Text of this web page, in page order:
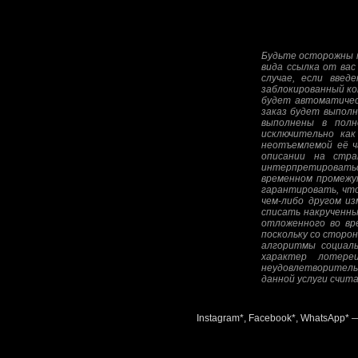
Будьте осторожны
вида ссылка от
случае, если
заблокированный
будет
заказ будет
выполнены в
исключительно
неотъемлемой её
описании на
временном
гарантировать,
чем-либо другом
списать
отложенного во
поскольку со
алгоритмы
характер
данной услуги
Instagram*, Facebook*, WhatsApp*